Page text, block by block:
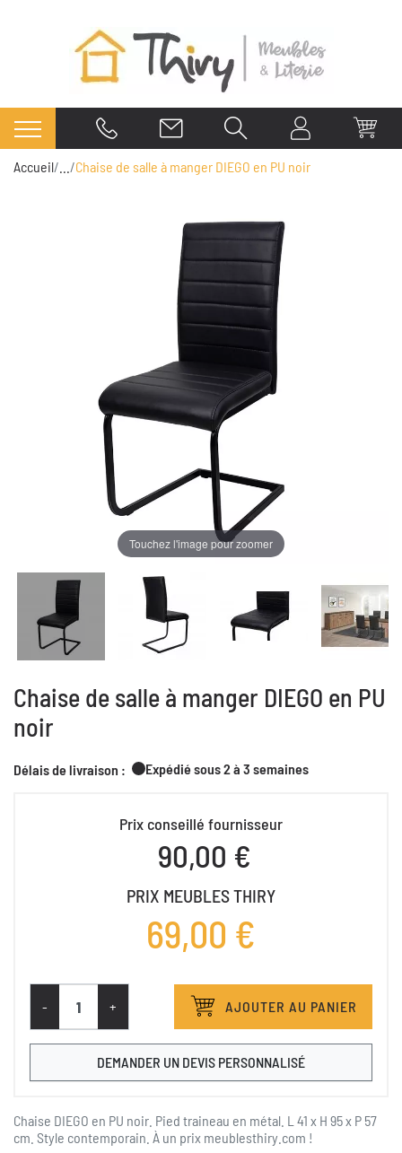
Accueil Chaise de salle à manger DIEGO en PU noir
Touchez l'image pour zoomer
Chaise de salle à manger DIEGO en PU
noir
Délais de livraison : Expédié sous 2 à 3 semaines
Prix conseillé fournisseur
90,00 €
PRIX MEUBLES THIRY
69,00 €
- + AJOUTER AU PANIER
DEMANDER UN DEVIS PERSONNALISÉ
Chaise DIEGO en PU noir. Pied traineau en métal. L 41 x H 95 x P 57
cm. Style contemporain. À un prix meublesthiry.com !